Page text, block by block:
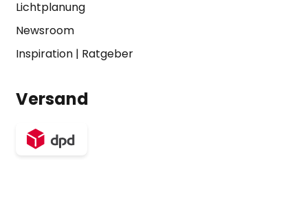
Lichtplanung
Newsroom
Inspiration| Ratgeber
Versand